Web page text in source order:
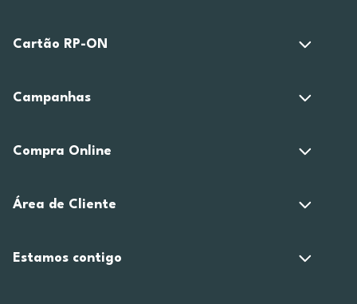
Cartão RP-ON
Campanhas
Compra Online
Área de Cliente
Estamos contigo